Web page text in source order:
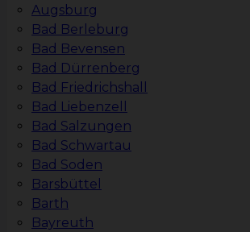
Augsburg
Bad Berleburg
Bad Bevensen
Bad Dürrenberg
Bad Friedrichshall
Bad Liebenzell
Bad Salzungen
Bad Schwartau
Bad Soden
Barsbüttel
Barth
Bayreuth